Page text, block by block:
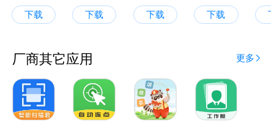
下载 下载 下载 下载
厂商其它应用 更多